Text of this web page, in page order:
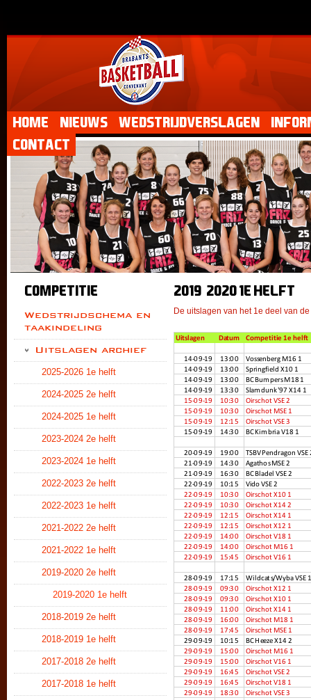
Home Nieuws Wedstrijdverslagen
Contact
Competitie
Wedstrijdschema en
taakindeling
Uitslagen archief
2025-2026 1e helft
2024-2025 2e helft
2024-2025 1e helft
2023-2024 2e helft
2023-2024 1e helft
2022-2023 2e helft
2022-2023 1e helft
2021-2022 2e helft
2021-2022 1e helft
2019-2020 2e helft
2019-2020 1e helft
2018-2019 2e helft
2018-2019 1e helft
2017-2018 2e helft
2017-2018 1e helft
2019-2020 1e helft
De uitslagen van het 1e deel van